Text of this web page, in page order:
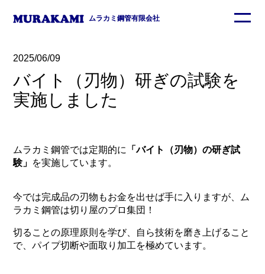
ムラカミ鋼管有限会社
2025/06/09
バイト（刃物）研ぎの試験を
実施しました
ムラカミ鋼管では定期的に
「バイト（刃物）の研ぎ試
験」 を実施しています。
今では完成品の刃物もお金を出せば手に入りますが、ム
ラカミ鋼管は切り屋のプロ集団！
切ることの原理原則を学び、自ら技術を磨き上げること
で、パイプ切断や面取り加工を極めています。